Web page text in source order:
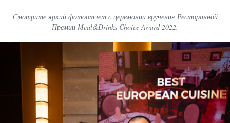
Смотрите яркий фотоотчет с церемонии вручения Ресторанной
Премии Meal&Drinks Choice Award 2022.